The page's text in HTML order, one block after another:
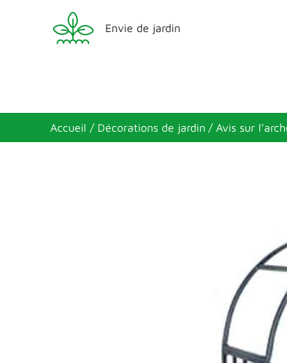
Envie de jardin
Accueil Décorations de jardin Avis sur